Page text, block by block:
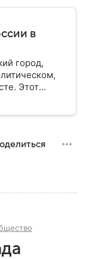
в
город,
Этот
Европы,